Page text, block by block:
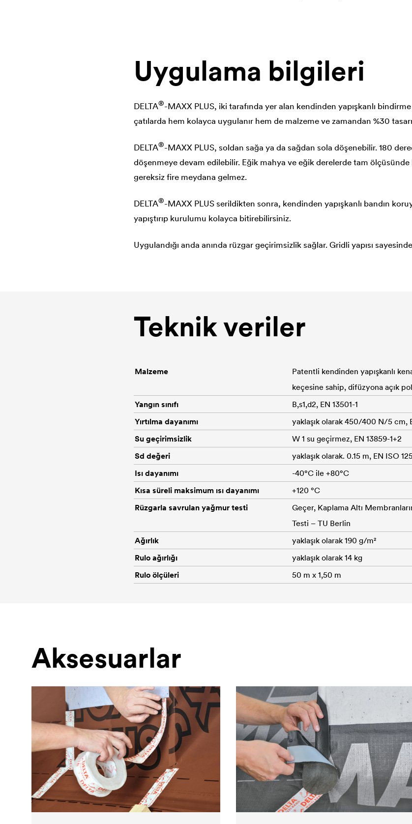
Uygulama bilgileri
DELTA®-MAXX PLUS, iki tarafında yer alan kendinden yapışkanlı
çatılarda hem kolayca uygulanır hem de malzeme ve zamandan %30
DELTA®-MAXX PLUS, soldan sağa ya da sağdan sola döşenebilir. 180
döşenmeye devam edilebilir. Eğik mahya ve eğik derelerde tam
gereksiz fire meydana gelmez.
DELTA®-MAXX PLUS serildikten sonra, kendinden yapışkanlı bandın
yapıştırıp kurulumu kolayca bitirebilirsiniz.
Uygulandığı anda anında rüzgar geçirimsizlik sağlar. Gridli yapısı
Teknik veriler
Malzeme
Patentli kendinden yapışkanlı
keçesine sahip, difüzyona açık
Yangın sınıfı
B,s1,d2, EN 13501-1
Yırtılma dayanımı
yaklaşık olarak 450/400 N/5 cm,
Su geçirimsizlik
W 1 su geçirmez, EN 13859-1+2
Sd değeri
yaklaşık olarak. 0.15 m, EN ISO
Isı dayanımı
-40°C ile +80°C
Kısa süreli maksimum ısı dayanımı
+120 °C
Rüzgarla savrulan yağmur testi
Geçer, Kaplama Altı
Testi – TU Berlin
Ağırlık
yaklaşık olarak 190 g/m²
Rulo ağırlığı
yaklaşık olarak 14 kg
Rulo ölçüleri
50 m x 1,50 m
Aksesuarlar